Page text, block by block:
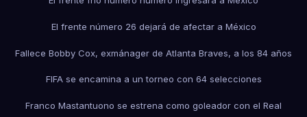
El frente número 26 dejará de afectar a México
Fallece Bobby Cox, exmánager de Atlanta Braves, a los 84 años
FIFA se encamina a un torneo con 64 selecciones
Franco Mastantuono se estrena como goleador con el Real